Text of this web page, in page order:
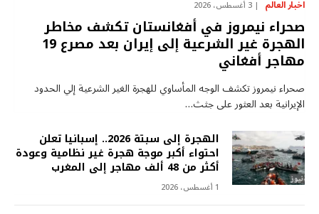
اخبار العالم 3 أغسطس، 2026
صحراء نيمروز في أفغانستان تكشف مخاطر
الهجرة غير الشرعية إلى إيران بعد مصرع 19
مهاجر أفغاني
صحراء نيمروز تكشف الوجه المأساوي للهجرة الغير الشرعية إلي الحدود
الإيرانية بعد العثور على جثث…
الهجرة إلى سبتة 2026.. إسبانيا تعلن
احتواء أكبر موجة هجرة غير نظامية وعودة
أكثر من 48 ألف مهاجر إلى المغرب
1 أغسطس، 2026